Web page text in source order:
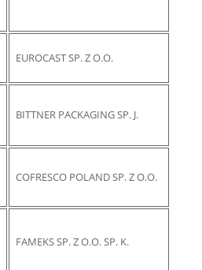
EUROCAST SP. Z O.O.
BITTNER PACKAGING SP. J.
COFRESCO POLAND SP. Z O.O.
FAMEKS SP. Z O.O. SP. K.